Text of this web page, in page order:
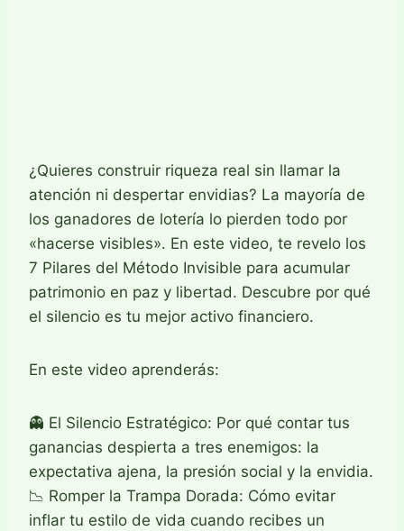
¿Quieres construir riqueza real sin llamar la
atención ni despertar envidias? La mayoría de
los ganadores de lotería lo pierden todo por
«hacerse visibles». En este video, te revelo los
7 Pilares del Método Invisible para acumular
patrimonio en paz y libertad. Descubre por qué
el silencio es tu mejor activo financiero.
En este video aprenderás:
👻 El Silencio Estratégico: Por qué contar tus
ganancias despierta a tres enemigos: la
expectativa ajena, la presión social y la envidia.
📉 Romper la Trampa Dorada: Cómo evitar
inflar tu estilo de vida cuando recibes un